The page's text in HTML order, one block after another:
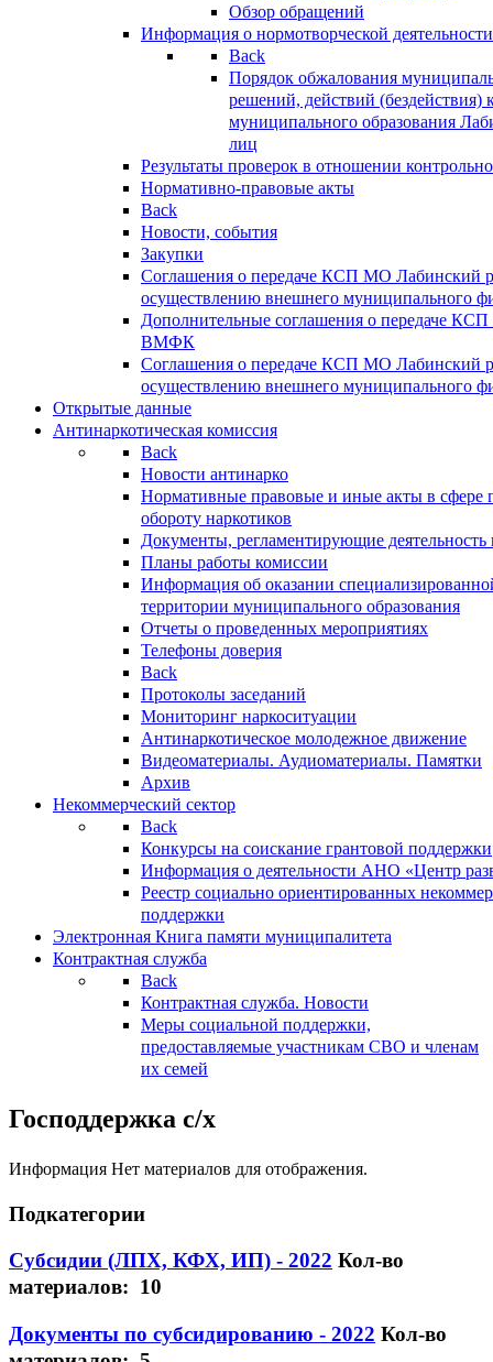
Обзор обращений
Информация о нормотворческой деятельности
Back
Порядок обжалования
решений, действий (бездействия)
муниципального образования
лиц
Результаты проверок в отношении
Нормативно-правовые акты
Back
Новости, события
Закупки
Соглашения о передаче КСП МО Лабинский
осуществлению внешнего муниципального
Дополнительные соглашения о передаче
ВМФК
Соглашения о передаче КСП МО Лабинский
осуществлению внешнего муниципального
Открытые данные
Антинаркотическая комиссия
Back
Новости антинарко
Нормативные правовые и иные акты в сфере
обороту наркотиков
Документы, регламентирующие деятельность
Планы работы комиссии
Информация об оказании
территории муниципального образования
Отчеты о проведенных мероприятиях
Телефоны доверия
Back
Протоколы заседаний
Мониторинг наркоситуации
Антинаркотическое молодежное движение
Видеоматериалы. Аудиоматериалы. Памятки
Архив
Некоммерческий сектор
Back
Конкурсы на соискание грантовой поддержки
Информация о деятельности АНО «Центр
Реестр социально ориентированных
поддержки
Электронная Книга памяти муниципалитета
Контрактная служба
Back
Контрактная служба. Новости
Меры социальной поддержки,
предоставляемые участникам СВО и членам
их семей
Господдержка с/х
Информация Нет материалов для отображения.
Подкатегории
Субсидии (ЛПХ, КФХ, ИП) - 2022 Кол-во
материалов: 10
Документы по субсидированию - 2022 Кол-во